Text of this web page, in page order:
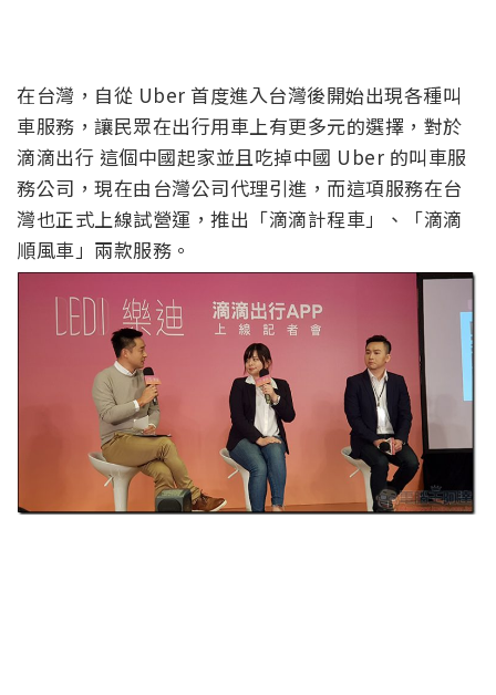
在台灣，自從 Uber 首度進入台灣後開始出現各種叫
車服務，讓民眾在出行用車上有更多元的選擇，對於
滴滴出行 這個中國起家並且吃掉中國 Uber 的叫車服
務公司，現在由台灣公司代理引進，而這項服務在台
灣也正式上線試營運，推出「滴滴計程車」、「滴滴
順風車」兩款服務。